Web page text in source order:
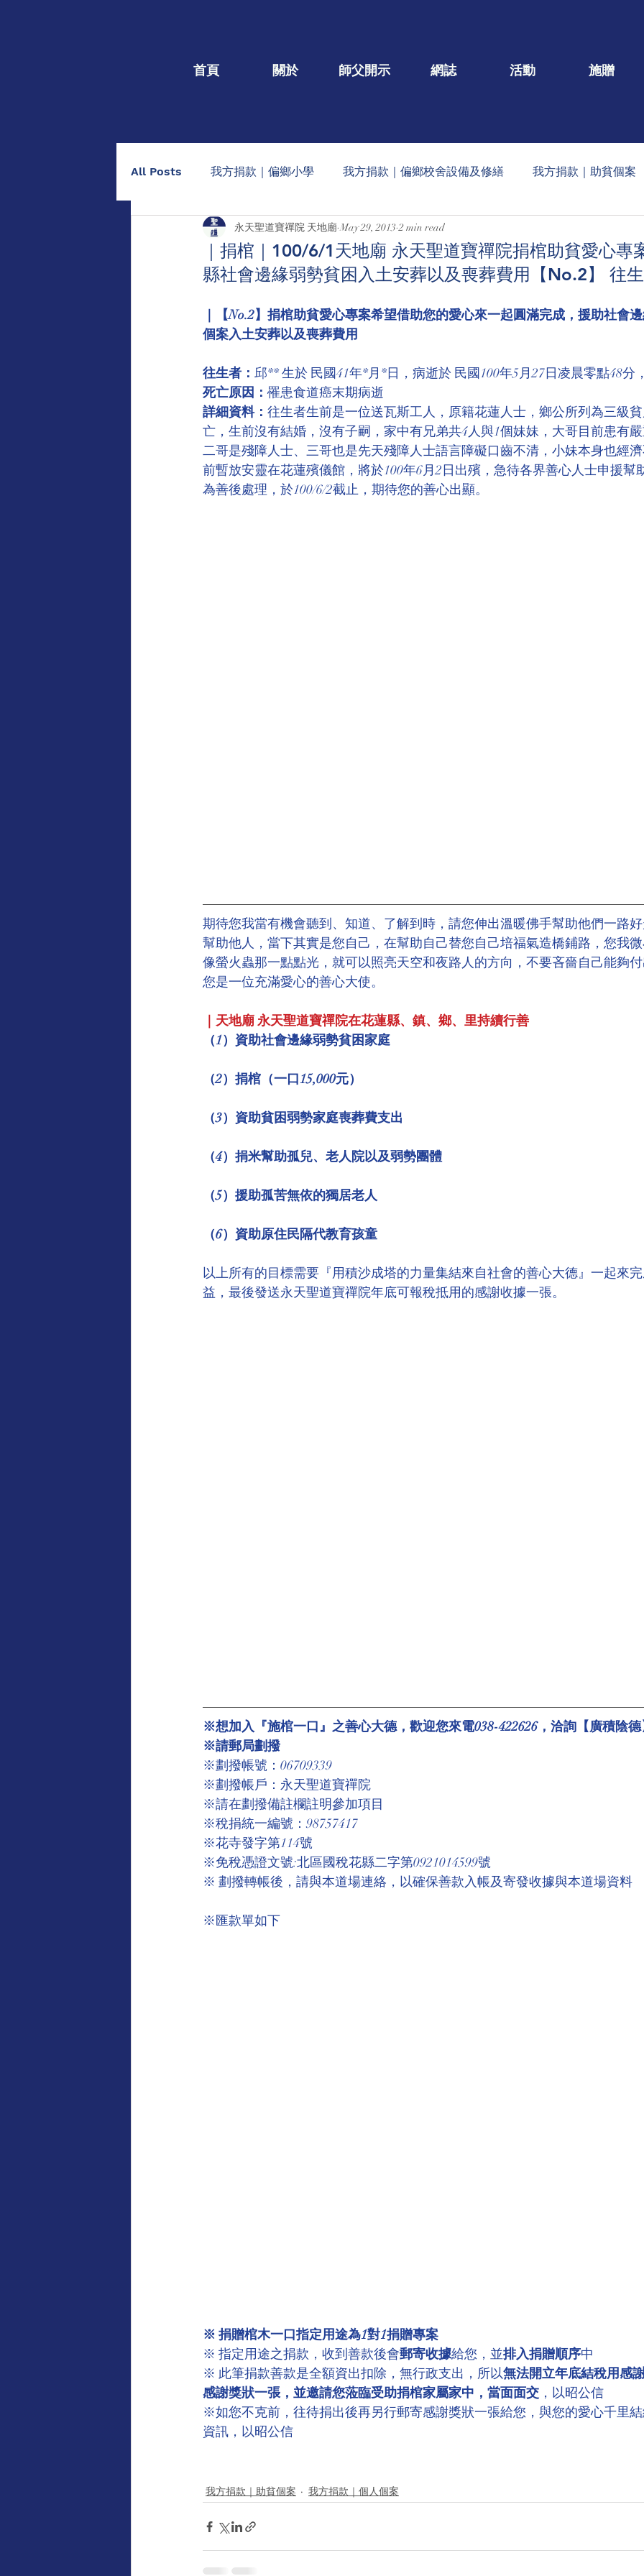
首頁 關於 師父開示 網誌 活動 施贈
All Posts 我方捐款｜偏鄉小學 我方捐款｜偏鄉校舍設備及修繕 我方捐款｜助貧個案
我方捐款｜個人個案 捐棺一口/大德名單公告 每月定期收到的捐款公告
助印佛經手抄本 點燈/供養蠟燭 玄人勉語 法會/活動/壇院盛事 重點文章
感謝專欄（受款方/學校致意） 環境介紹
地藏王菩薩慈悲言 觀世音菩薩慈悲言
｜捐棺｜100/6/1天地廟 永天聖道寶禪院捐棺助貧愛心專
縣社會邊緣弱勢貧困入土安葬以及喪葬費用【No.2】 往
永天聖道寶禪院 天地廟 May 29, 2013 2 min read
｜【No.2】捐棺助貧愛心專案希望借助您的愛心來一起圓滿完成，援助社會
個案入土安葬以及喪葬費用
往生者： 邱** 生於 民國41年*月*日，病逝於 民國100年5月27日凌晨零點48分
死亡原因： 罹患食道癌末期病逝
詳細資料： 往生者生前是一位送瓦斯工人，原籍花蓮人士，鄉公所列為三級
亡，生前沒有結婚，沒有子嗣，家中有兄弟共4人與1個妹妹，大哥目前患有
二哥是殘障人士、三哥也是先天殘障人士語言障礙口齒不清，小妹本身也經
前暫放安靈在花蓮殯儀館，將於100年6月2日出殯，急待各界善心人士申援幫
為善後處理，於100/6/2截止，期待您的善心出顯。
期待您我當有機會聽到、知道、了解到時，請您伸出溫暖佛手幫助他們一路
幫助他人，當下其實是您自己，在幫助自己替您自己培福氣造橋鋪路，您我
像螢火蟲那一點點光，就可以照亮天空和夜路人的方向，不要吝嗇自己能夠
您是一位充滿愛心的善心大使。
｜天地廟 永天聖道寶禪院在花蓮縣、鎮、鄉、里持續行善
（1）資助社會邊緣弱勢貧困家庭
（2）捐棺（一口15,000元）
（3）資助貧困弱勢家庭喪葬費支出
（4）捐米幫助孤兒、老人院以及弱勢團體
（5）援助孤苦無依的獨居老人
（6）資助原住民隔代教育孩童
以上所有的目標需要『用積沙成塔的力量集結來自社會的善心大德』一起來
益，最後發送永天聖道寶禪院年底可報稅抵用的感謝收據一張。
※想加入『施棺一口』之善心大德，歡迎您來電038-422626，洽詢【廣積陰德
※請郵局劃撥
※劃撥帳號：06709339
※劃撥帳戶：永天聖道寶禪院
※請在劃撥備註欄註明參加項目
※稅捐統一編號：98757417
※花寺發字第114號
※免稅憑證文號:北區國稅花縣二字第0921014599號
※ 劃撥轉帳後，請與本道場連絡，以確保善款入帳及寄發收據與本道場資料
※匯款單如下
※ 捐贈棺木一口指定用途為1對1捐贈專案
※ 指定用途之捐款，收到善款後會郵寄收據給您，並排入捐贈順序中
※ 此筆捐款善款是全額資出扣除，無行政支出，所以無法開立年底結稅用感
感謝獎狀一張，並邀請您蒞臨受助捐棺家屬家中，當面面交 ，以昭公信
※如您不克前，往待捐出後再另行郵寄感謝獎狀一張給您，與您的愛心千里
資訊，以昭公信
我方捐款｜助貧個案 我方捐款｜個人個案